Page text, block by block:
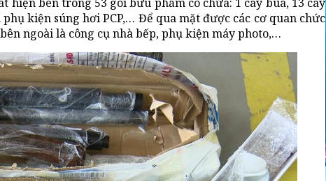
kiện súng hơi PCP,… Để qua mặt được các cơ quan chức
ngoài là công cụ nhà bếp, phụ kiện máy photo,…